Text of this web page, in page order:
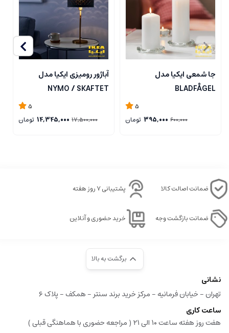
جا شمعی ایکیا مدل
BLADFÅGEL
5
600,000
395,000 تومان
آباژور رومیزی ایکیا مدل
NYMO / SKAFTET
5
17,500,000
14,345,000 تومان
ضمانت اصالت کالا پشتیبانی ۷ روز هفته
ضمانت بازگشت وجه خرید حضوری و آنلاین
برگشت به بالا
نشانی
تهران - خیابان فرمانیه - مرکز خرید برند سنتر - همکف - پلاک ۶
ساعت کاری
هفت روز هفته ساعت ۱۰ الی ۲۱ ( مراجعه حضوری با هماهنگی قبلی )